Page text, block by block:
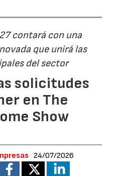
contará con una
que unirá las
del sector
solicitudes
en The
Show
24/07/2026